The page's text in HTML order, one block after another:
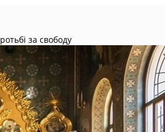
за свободу